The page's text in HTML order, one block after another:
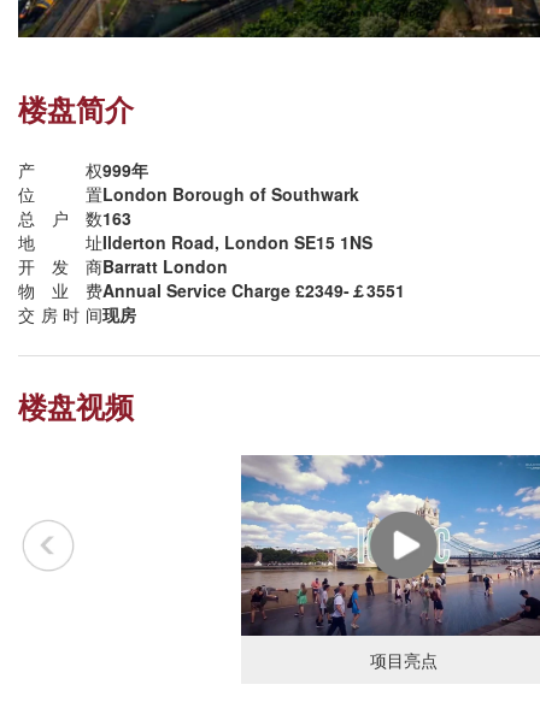
楼盘简介
产权999年
位置London Borough of Southwark
总户数163
地址Ilderton Road, London SE15 1NS
开发商Barratt London
物业费Annual Service Charge £2349-￡3551
交房时间现房
楼盘视频
项目亮点